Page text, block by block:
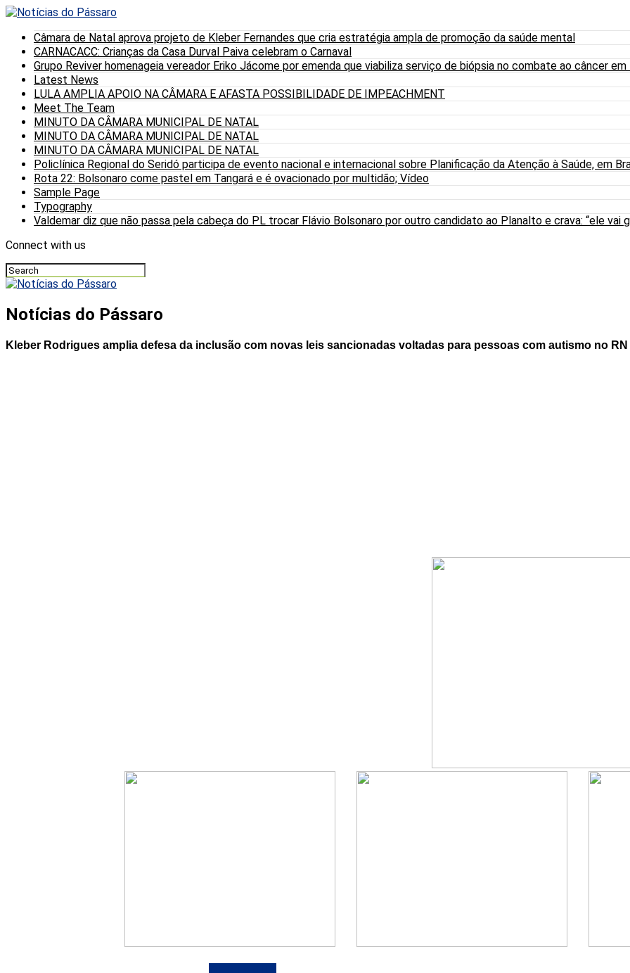
Câmara de Natal aprova projeto de Kleber Fernandes que cria estratégia ampla de promoção da saúde mental
CARNACACC: Crianças da Casa Durval Paiva celebram o Carnaval
Grupo Reviver homenageia vereador Eriko Jácome por emenda que viabiliza serviço de biópsia no combate ao câncer
Latest News
LULA AMPLIA APOIO NA CÂMARA E AFASTA POSSIBILIDADE DE IMPEACHMENT
Meet The Team
MINUTO DA CÂMARA MUNICIPAL DE NATAL
MINUTO DA CÂMARA MUNICIPAL DE NATAL
MINUTO DA CÂMARA MUNICIPAL DE NATAL
Policlínica Regional do Seridó participa de evento nacional e internacional sobre Planificação da Atenção à Saúde, em
Rota 22: Bolsonaro come pastel em Tangará e é ovacionado por multidão; Vídeo
Sample Page
Typography
Valdemar diz que não passa pela cabeça do PL trocar Flávio Bolsonaro por outro candidato ao Planalto e crava: “ele vai
Connect with us
Notícias do Pássaro
Kleber Rodrigues amplia defesa da inclusão com novas leis sancionadas voltadas para pessoas com autismo no RN